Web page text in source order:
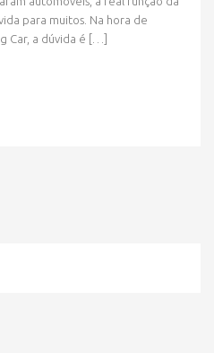
para muitos. Na hora de
Car, a dúvida é […]